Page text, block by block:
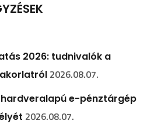
2026: tudnivalók a
2026.08.07.
hardveralapú e-pénztárgép
2026.08.07.